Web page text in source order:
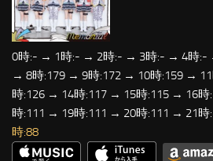
0時:- → 1時:- → 2時:- → 3時:- → 4時
→ 8時:179 → 9時:172 → 10時:159 →
時:126 → 14時:117 → 15時:115 → 16
時:111 → 19時:111 → 20時:111 → 21
時:88